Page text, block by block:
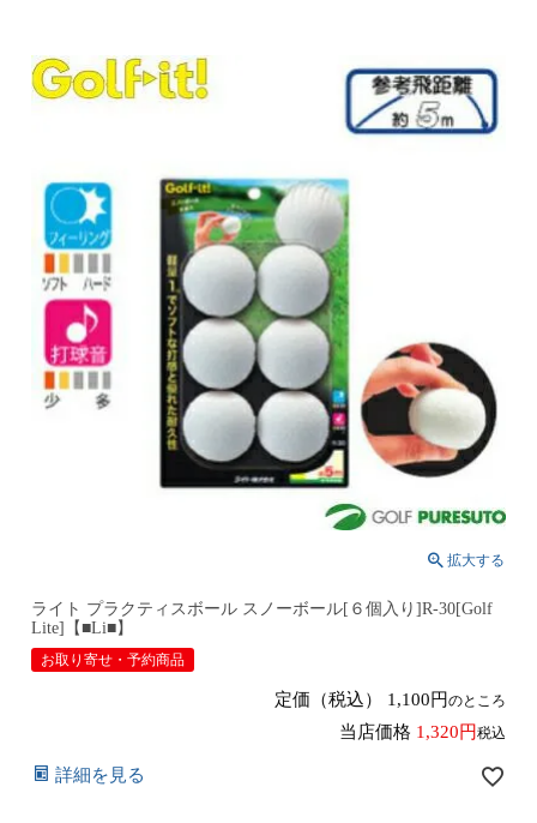
ライト プラクティスボール スノーボール[６個入り]R-30[Golf
Lite]【■Li■】
お取り寄せ・予約商品
定価（税込） 1,100 のところ
当店価格 1,320 税込
詳細を見る